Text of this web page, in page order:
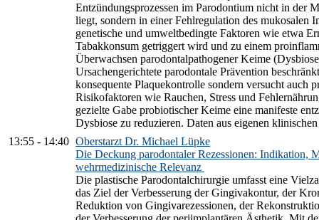
Entzündungsprozessen im Parodontium nicht in der
liegt, sondern in einer Fehlregulation des mukosalen
genetische und umweltbedingte Faktoren wie etwa
Tabakkonsum getriggert wird und zu einem
Überwachsen parodontalpathogener Keime
Ursachengerichtete parodontale Prävention
konsequente Plaquekontrolle sondern versucht auch
Risikofaktoren wie Rauchen, Stress und
gezielte Gabe probiotischer Keime eine manifeste
Dysbiose zu reduzieren. Daten aus eigenen
13:55 - 14:40 Oberstarzt Dr. Michael Lüpke
Die Deckung parodontaler Rezessionen: Indikation,
wehrmedizinische Relevanz
Die plastische Parodontalchirurgie umfasst eine
das Ziel der Verbesserung der Gingivakontur, der
Reduktion von Gingivarezessionen, der